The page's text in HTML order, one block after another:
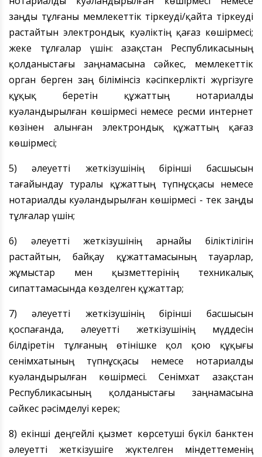
заңды тұлғаны мемлекеттік тіркеуді/қайта тіркеуді
растайтын электрондық куәліктің қағаз көшірмесі;
жеке тұлғалар үшін: Қазақстан Республикасының
қолданыстағы заңнамасына сәйкес, мемлекеттік
орган берген заң білімінсіз кәсіпкерлікті жүргізуге
құқық беретін құжаттың нотариалды
куәландырылған көшірмесі немесе ресми интернет
көзінен алынған электрондық құжаттың қағаз
көшірмесі;
5) әлеуетті жеткізушінің бірінші басшысын
тағайындау туралы құжаттың түпнұсқасы немесе
нотариалды куәландырылған көшірмесі - тек заңды
тұлғалар үшін;
6) әлеуетті жеткізушінің арнайы біліктілігін
растайтын, байқау құжаттамасының тауарлар,
жұмыстар мен қызметтерінің техникалық
сипаттамасында көзделген құжаттар;
7) әлеуетті жеткізушінің бірінші басшысын
қоспағанда, әлеуетті жеткізушінің мүддесін
білдіретін тұлғаның өтінішке қол қою құқығы
сенімхатының түпнұсқасы немесе нотариалды
куәландырылған көшірмесі. Сенімхат Қазақстан
Республикасының қолданыстағы заңнамасына
сәйкес рәсімделуі керек;
8) екінші деңгейлі қызмет көрсетуші бүкіл банктен
әлеуетті жеткізушіге жүктелген міндеттеменің